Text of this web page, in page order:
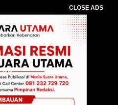
CLOSE ADS